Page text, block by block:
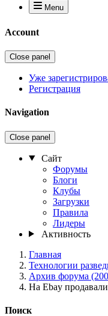
Menu
Account
Close panel
Уже
Регистрация
Navigation
Close panel
Сайт
Форумы
Блоги
Клубы
Загрузки
Правила
Лидеры
Активность
Главная
Технологии
Архив форума
На Ebay
Поиск